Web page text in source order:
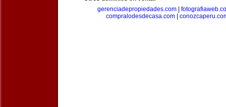
gerenciadepropiedades.com|
compralodesdecasa.com